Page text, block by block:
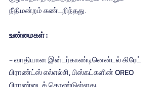
நீதிமன்றம் கண்டறிந்தது.
உண்மைகள் :
- வாதியான இன்டர்காண்டினென்டல் கிரேட்
பிராண்ட்ஸ் எல்எல்சி, பிஸ்கட்களின் OREO